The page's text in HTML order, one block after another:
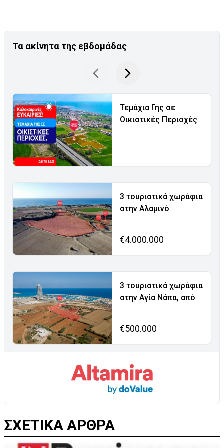
Τα ακίνητα της εβδομάδας
Τεμάχια Γης σε
Οικιστικές Περιοχές
3 τουριστικά χωράφια
στην Αλαμινό
€4.000.000
3 τουριστικά χωράφια
στην Αγία Νάπα, από
€500.000
ΣΧΕΤΙΚΑ ΑΡΘΡΑ